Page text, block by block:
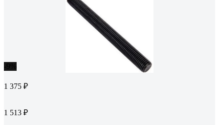
1 375 ₽
1 513 ₽